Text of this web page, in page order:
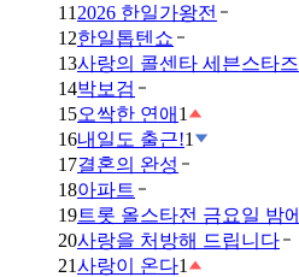
11 2026 한일가왕전
12한일톱텐쇼
13사랑의 콜센타 세븐스타즈
14박보검
15오싹한 연애 1
16내일도 출근!1
17결혼의 완성
18아파트
19트롯 올스타전 금요일 밤에
20사랑을 처방해 드립니다
21사랑이 온다1